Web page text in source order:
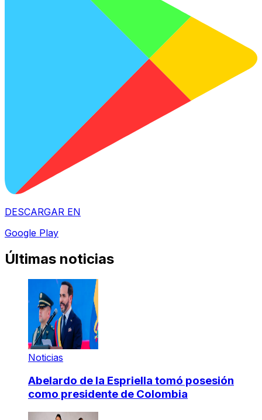
DESCARGAR EN
Google Play
Últimas noticias
Noticias
Abelardo de la Espriella tomó posesión
como presidente de Colombia